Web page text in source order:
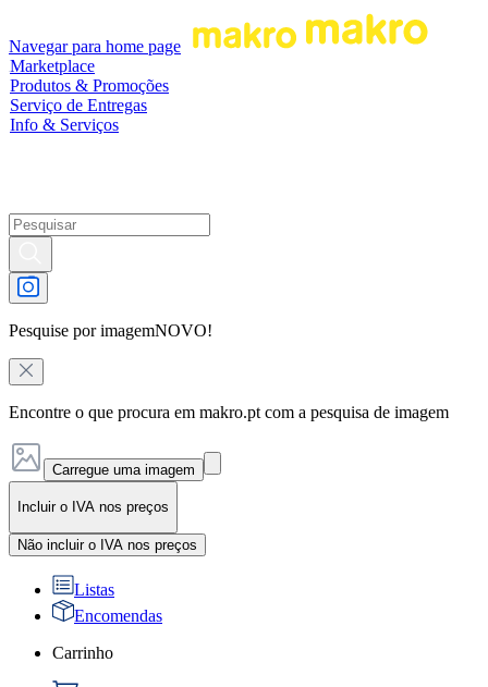
Navegar para home page
Marketplace
Produtos & Promoções
Serviço de Entregas
Info & Serviços
Pesquise por imagemNOVO!
Encontre o que procura em makro.pt com a pesquisa de imagem
Carregue uma imagem
Incluir o IVA nos preços
Não incluir o IVA nos preços
Listas
Encomendas
Carrinho